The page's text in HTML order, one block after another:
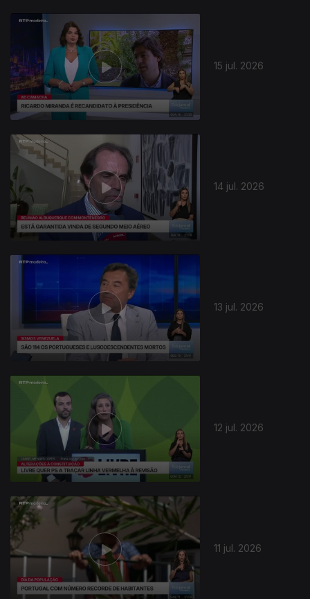
15 jul. 2026
14 jul. 2026
942766
13 jul. 2026
12 jul. 2026
11 jul. 2026